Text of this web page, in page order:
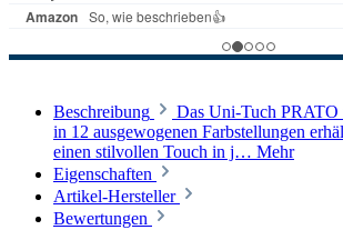
Beschreibung
Das Uni-Tuch
in 12 ausgewogenen Farbstellungen
einen stilvollen Touch in j… Mehr
Eigenschaften
Artikel-Hersteller
Bewertungen